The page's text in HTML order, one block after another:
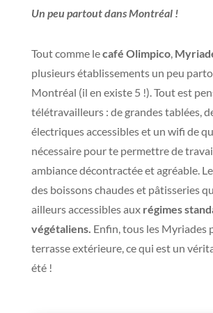
Un peu partout dans Montréal !
Tout comme lecafé Olimpico,
plusieurs établissements un peu
Montréal (il en existe 5 !). Tout est
télétravailleurs : de grandes tablées,
électriques accessibles et un wifi de
nécessaire pour te permettre de
ambiance décontractée et agréable.
des boissons chaudes et pâtisseries
ailleurs accessibles auxrégimes
végétaliens. Enfin, tous les Myriades
terrasse extérieure, ce qui est un
été !